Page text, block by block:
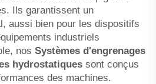
Ils garantissent un
aussi bien pour les dispositifs
industriels
nos Systèmes d'engrenages
hydrostatiques sont conçus
des machines.